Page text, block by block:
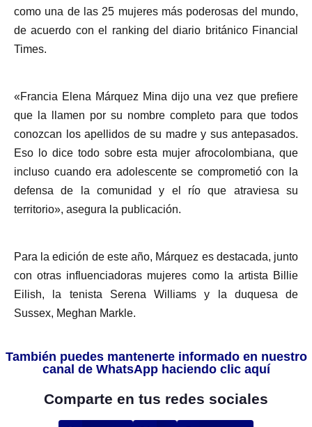
como una de las 25 mujeres más poderosas del mundo,
de acuerdo con el ranking del diario británico Financial
Times.
«Francia Elena Márquez Mina dijo una vez que prefiere
que la llamen por su nombre completo para que todos
conozcan los apellidos de su madre y sus antepasados.
Eso lo dice todo sobre esta mujer afrocolombiana, que
incluso cuando era adolescente se comprometió con la
defensa de la comunidad y el río que atraviesa su
territorio», asegura la publicación.
Para la edición de este año, Márquez es destacada, junto
con otras influenciadoras mujeres como la artista Billie
Eilish, la tenista Serena Williams y la duquesa de
Sussex, Meghan Markle.
También puedes mantenerte informado en nuestro
canal de WhatsApp haciendo clic aquí
Comparte en tus redes sociales